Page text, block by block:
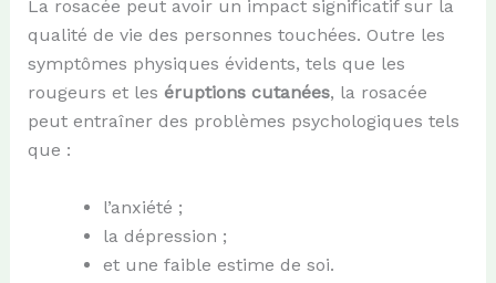
La rosacée peut avoir un impact significatif sur la
qualité de vie des personnes touchées. Outre les
symptômes physiques évidents, tels que les
rougeurs et les éruptions cutanées, la rosacée
peut entraîner des problèmes psychologiques tels
que :
l’anxiété ;
la dépression ;
et une faible estime de soi.